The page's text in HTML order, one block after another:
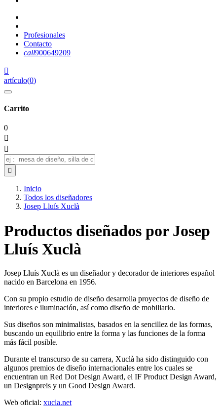
Profesionales
Contacto
call900649209

artículo(0)
Carrito
0



Inicio
Todos los diseñadores
Josep Lluís Xuclà
Productos diseñados por Josep
Lluís Xuclà
Josep Lluís Xuclà es un diseñador y decorador de interiores español
nacido en Barcelona en 1956.
Con su propio estudio de diseño desarrolla proyectos de diseño de
interiores e iluminación, así como diseño de mobiliario.
Sus diseños son minimalistas, basados en la sencillez de las formas,
buscando un equilibrio entre la forma y las funciones de la forma
más fácil posible.
Durante el transcurso de su carrera, Xuclà ha sido distinguido con
algunos premios de diseño internacionales entre los cuales se
encuentran un Red Dot Design Award, el IF Product Design Award,
un Designpreis y un Good Design Award.
Web oficial: xucla.net